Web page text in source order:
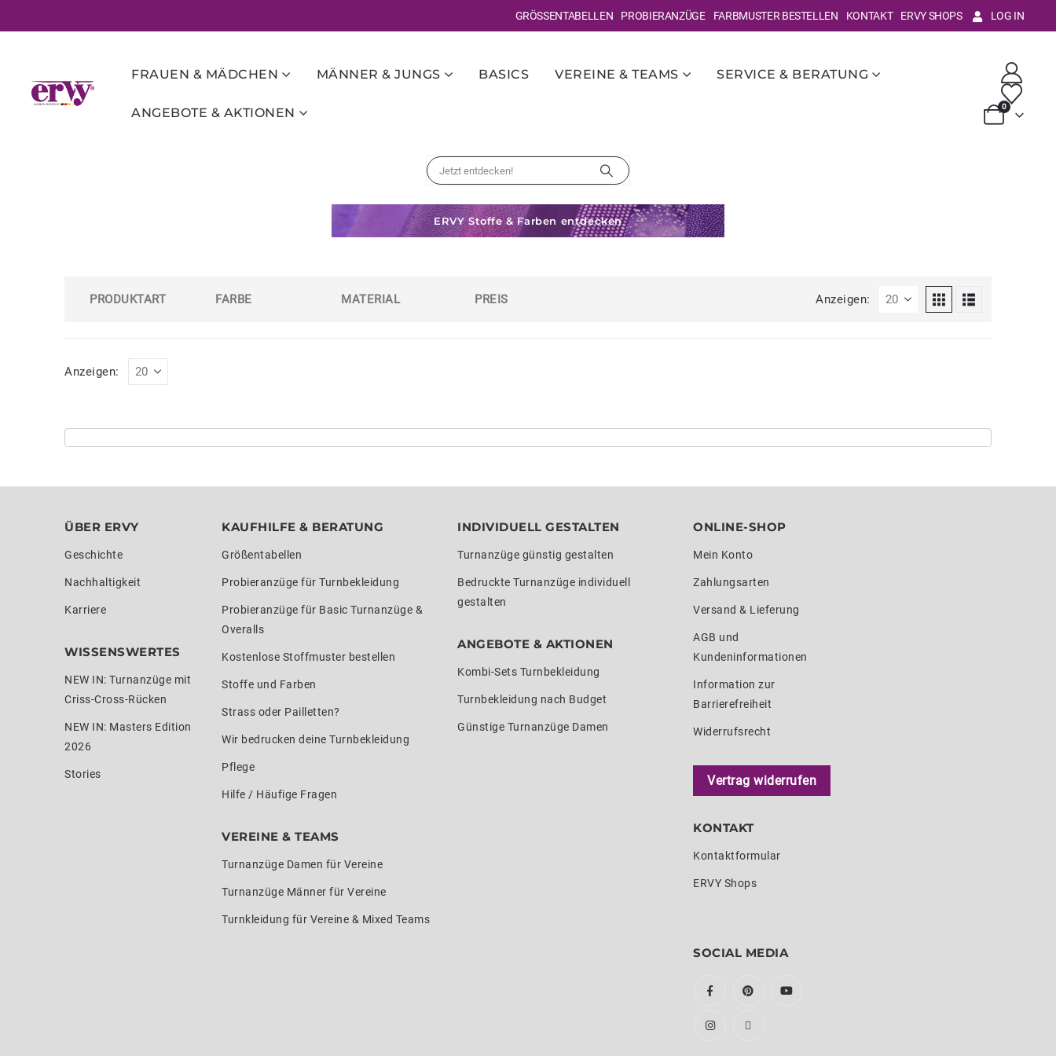
GRÖSSENTABELLEN PROBIERANZÜGE FARBMUSTER BESTELLEN KONTAKT ERVY SHOPS LOG IN
FRAUEN & MÄDCHEN MÄNNER & JUNGS BASICS VEREINE & TEAMS SERVICE & BERATUNG
ANGEBOTE & AKTIONEN 0
ERVY Stoffe & Farben entdecken
PRODUKTART FARBE MATERIAL PREIS Anzeigen:
Anzeigen:
ÜBER ERVY
Geschichte
Nachhaltigkeit
Karriere
WISSENSWERTES
NEW IN: Turnanzüge mit
Criss-Cross-Rücken
NEW IN: Masters Edition
2026
Stories
KAUFHILFE & BERATUNG
Größentabellen
Probieranzüge für Turnbekleidung
Probieranzüge für Basic Turnanzüge &
Overalls
Kostenlose Stoffmuster bestellen
Stoffe und Farben
Strass oder Pailletten?
Wir bedrucken deine Turnbekleidung
Pflege
Hilfe / Häufige Fragen
VEREINE & TEAMS
Turnanzüge Damen für Vereine
Turnanzüge Männer für Vereine
Turnkleidung für Vereine & Mixed Teams
INDIVIDUELL GESTALTEN
Turnanzüge günstig gestalten
Bedruckte Turnanzüge individuell
gestalten
ANGEBOTE & AKTIONEN
Kombi-Sets Turnbekleidung
Turnbekleidung nach Budget
Günstige Turnanzüge Damen
ONLINE-SHOP
Mein Konto
Zahlungsarten
Versand & Lieferung
AGB und
Kundeninformationen
Information zur
Barrierefreiheit
Widerrufsrecht
Vertrag widerrufen
KONTAKT
Kontaktformular
ERVY Shops
SOCIAL MEDIA